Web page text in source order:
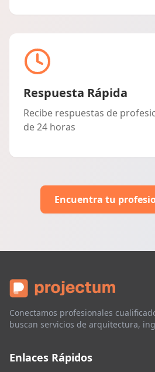
Respuesta Rápida
Recibe respuestas de
de 24 horas
Encuentra tu
Conectamos profesionales
buscan servicios de arquitectura,
Enlaces Rápidos